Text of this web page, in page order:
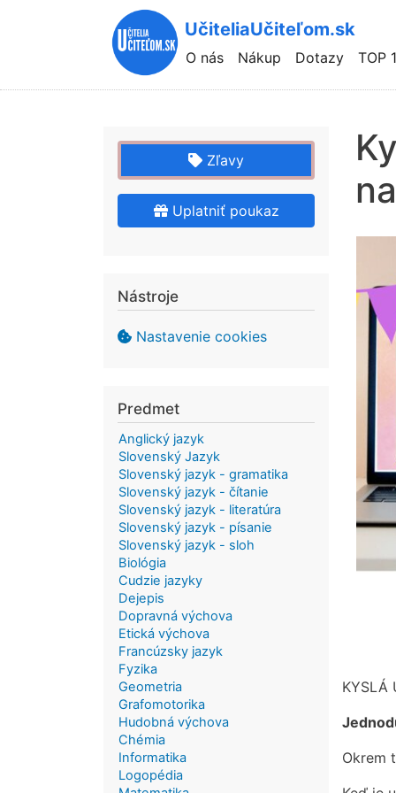
UčiteliaUčiteľom.sk
Hlavní
navigace
O nás Nákup Dotazy TOP
KYSLÁ
Okrem
Zľavy
Uplatniť poukaz
Nástroje
Nastavenie cookies
Predmet
Anglický jazyk
Slovenský Jazyk
Slovenský jazyk - gramatika
Slovenský jazyk - čítanie
Slovenský jazyk - literatúra
Slovenský jazyk - písanie
Slovenský jazyk - sloh
Biológia
Cudzie jazyky
Dejepis
Dopravná výchova
Etická výchova
Francúzsky jazyk
Fyzika
Geometria
Grafomotorika
Hudobná výchova
Chémia
Informatika
Logopédia